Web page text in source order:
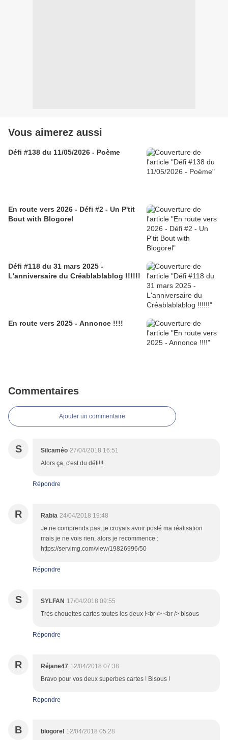
Vous aimerez aussi
Défi #138 du 11/05/2026 - Poème
En route vers 2026 - Défi #2 - Un P'tit
Bout with Blogorel
Défi #118 du 31 mars 2025 -
L'anniversaire du Créablablablog !!!!!!
En route vers 2025 - Annonce !!!!
Commentaires
Ajouter un commentaire
S Silcaméo 27/04/2018 16:51
Alors ça, c'est du défi!!!
Répondre
R Rabia 24/04/2018 19:48
Je ne comprends pas, je croyais avoir posté ma réalisation
mais je ne vois rien, alors je recommence :
https://servimg.com/view/19826996/50
Répondre
S SYLFAN 17/04/2018 09:55
Très chouettes cartes toutes les deux !<br /> <br /> bisous
Répondre
R Réjane47 12/04/2018 07:38
Bravo pour vos deux superbes cartes ! Bisous !
Répondre
B blogorel 12/04/2018 05:28